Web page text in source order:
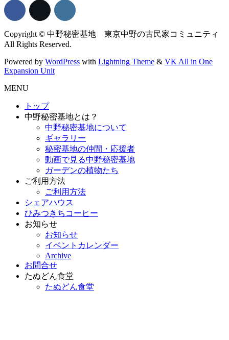
Copyright © 中野秘密基地 東京中野の古民家コミュニティ
All Rights Reserved.
Powered by WordPress with Lightning Theme & VK All in One
Expansion Unit
MENU
トップ
中野秘密基地とは？
中野秘密基地について
ギャラリー
秘密基地の仲間・応援者
動画で見る中野秘密基地
ガーデンの植物たち
ご利用方法
ご利用方法
シェアハウス
ひみつきちコーヒー
お知らせ
お知らせ
イベントカレンダー
Archive
お問合せ
たぬどん食堂
たぬどん食堂